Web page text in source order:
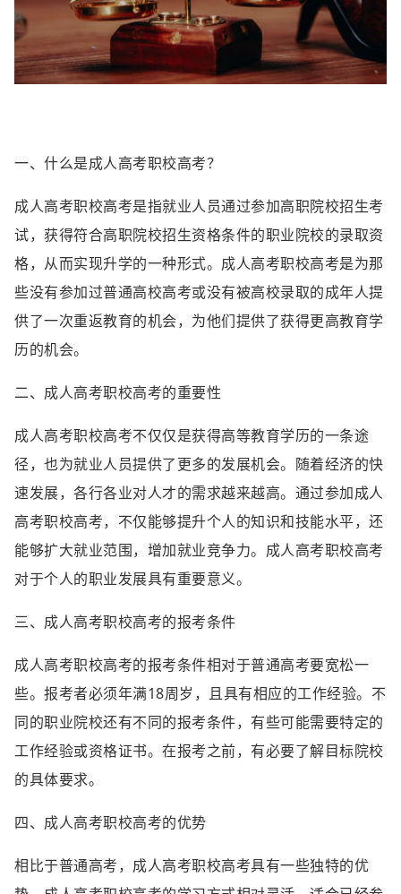
一、什么是成人高考职校高考？
成人高考职校高考是指就业人员通过参加高职院校招生考
试，获得符合高职院校招生资格条件的职业院校的录取资
格，从而实现升学的一种形式。成人高考职校高考是为那
些没有参加过普通高校高考或没有被高校录取的成年人提
供了一次重返教育的机会，为他们提供了获得更高教育学
历的机会。
二、成人高考职校高考的重要性
成人高考职校高考不仅仅是获得高等教育学历的一条途
径，也为就业人员提供了更多的发展机会。随着经济的快
速发展，各行各业对人才的需求越来越高。通过参加成人
高考职校高考，不仅能够提升个人的知识和技能水平，还
能够扩大就业范围，增加就业竞争力。成人高考职校高考
对于个人的职业发展具有重要意义。
三、成人高考职校高考的报考条件
成人高考职校高考的报考条件相对于普通高考要宽松一
些。报考者必须年满18周岁，且具有相应的工作经验。不
同的职业院校还有不同的报考条件，有些可能需要特定的
工作经验或资格证书。在报考之前，有必要了解目标院校
的具体要求。
四、成人高考职校高考的优势
相比于普通高考，成人高考职校高考具有一些独特的优